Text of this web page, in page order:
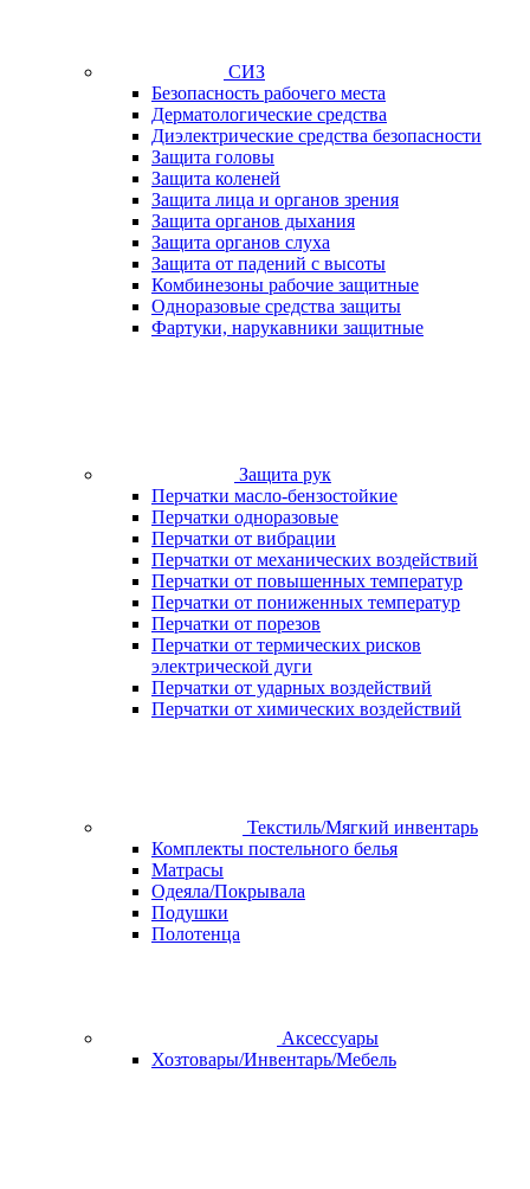
СИЗ
Безопасность рабочего места
Дерматологические средства
Диэлектрические средства безопасности
Защита головы
Защита коленей
Защита лица и органов зрения
Защита органов дыхания
Защита органов слуха
Защита от падений с высоты
Комбинезоны рабочие защитные
Одноразовые средства защиты
Фартуки, нарукавники защитные
Защита рук
Перчатки масло-бензостойкие
Перчатки одноразовые
Перчатки от вибрации
Перчатки от механических воздействий
Перчатки от повышенных температур
Перчатки от пониженных температур
Перчатки от порезов
Перчатки от термических рисков
электрической дуги
Перчатки от ударных воздействий
Перчатки от химических воздействий
Текстиль/Мягкий инвентарь
Комплекты постельного белья
Матрасы
Одеяла/Покрывала
Подушки
Полотенца
Аксессуары
Хозтовары/Инвентарь/Мебель